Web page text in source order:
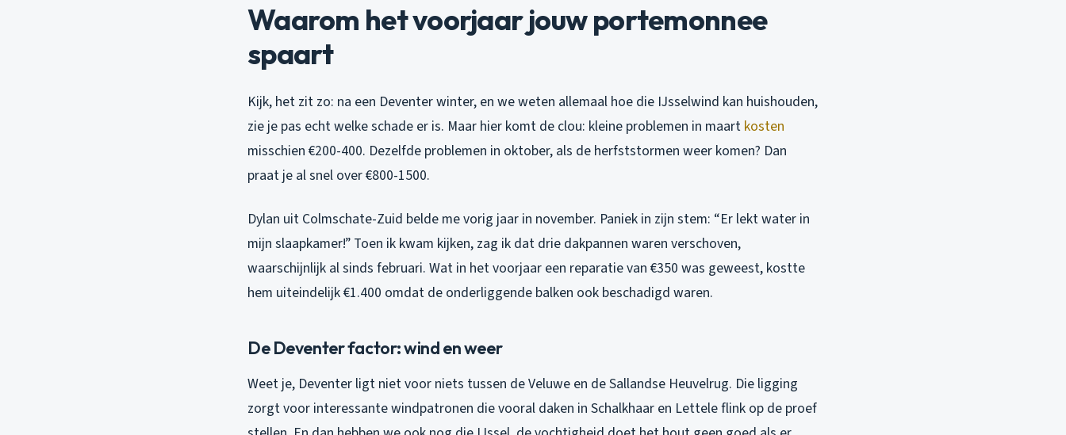
Waarom het voorjaar jouw portemonnee
spaart
Kijk, het zit zo: na een Deventer winter, en we weten allemaal hoe die IJsselwind kan huishouden,
zie je pas echt welke schade er is. Maar hier komt de clou: kleine problemen in maart kosten
misschien €200-400. Dezelfde problemen in oktober, als de herfststormen weer komen? Dan
praat je al snel over €800-1500.
Dylan uit Colmschate-Zuid belde me vorig jaar in november. Paniek in zijn stem: “Er lekt water in
mijn slaapkamer!” Toen ik kwam kijken, zag ik dat drie dakpannen waren verschoven,
waarschijnlijk al sinds februari. Wat in het voorjaar een reparatie van €350 was geweest, kostte
hem uiteindelijk €1.400 omdat de onderliggende balken ook beschadigd waren.
De Deventer factor: wind en weer
Weet je, Deventer ligt niet voor niets tussen de Veluwe en de Sallandse Heuvelrug. Die ligging
zorgt voor interessante windpatronen die vooral daken in Schalkhaar en Lettele flink op de proef